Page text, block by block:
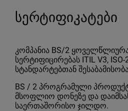
სერტიფიკატები
კომპანია BS/2
სერტიფიცირებას ITIL V3, ISO-
სტანდარტებთან
BS / 2 პროგრამული
მსოფლიო დონეზე და
საერთაშორისო ჯილდო.